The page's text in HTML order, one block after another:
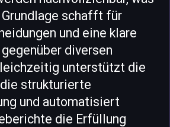
schafft für
und eine klare
diversen
unterstützt die
strukturierte
und automatisiert
die Erfüllung